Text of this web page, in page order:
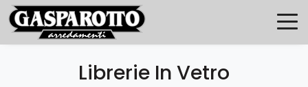
Librerie In Vetro